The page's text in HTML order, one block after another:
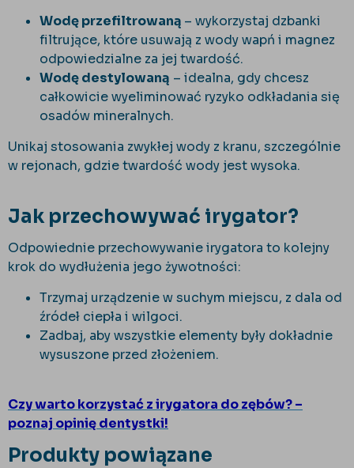
Wodę przefiltrowaną – wykorzystaj dzbanki
filtrujące, które usuwają z wody wapń i magnez
odpowiedzialne za jej twardość.
Wodę destylowaną – idealna, gdy chcesz
całkowicie wyeliminować ryzyko odkładania się
osadów mineralnych.
Unikaj stosowania zwykłej wody z kranu, szczególnie
w rejonach, gdzie twardość wody jest wysoka.
Jak przechowywać irygator?
Odpowiednie przechowywanie irygatora to kolejny
krok do wydłużenia jego żywotności:
Trzymaj urządzenie w suchym miejscu, z dala od
źródeł ciepła i wilgoci.
Zadbaj, aby wszystkie elementy były dokładnie
wysuszone przed złożeniem.
Czy warto korzystać z irygatora do zębów? –
poznaj opinię dentystki!
Produkty powiązane